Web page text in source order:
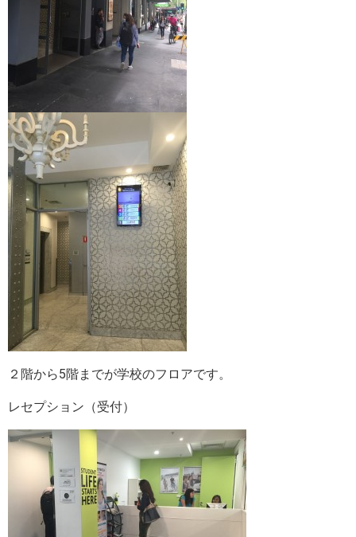
２階から5階までが学校のフロアです。
レセプション（受付）